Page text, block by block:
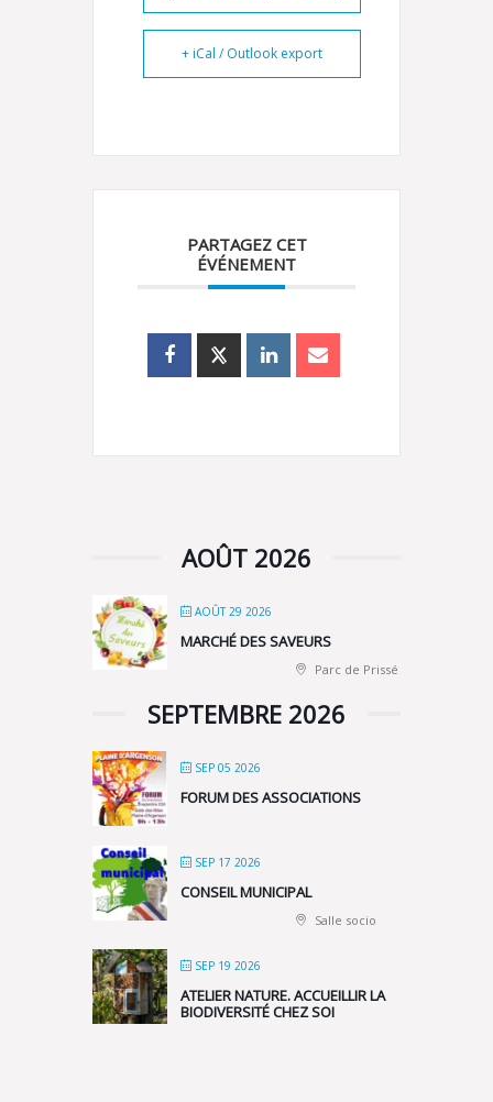
+ iCal / Outlook export
PARTAGEZ CET
ÉVÉNEMENT
AOÛT 2026
AOÛT 29 2026
MARCHÉ DES SAVEURS
Parc de Prissé
SEPTEMBRE 2026
SEP 05 2026
FORUM DES ASSOCIATIONS
SEP 17 2026
CONSEIL MUNICIPAL
Salle socio
SEP 19 2026
ATELIER NATURE. ACCUEILLIR LA
BIODIVERSITÉ CHEZ SOI